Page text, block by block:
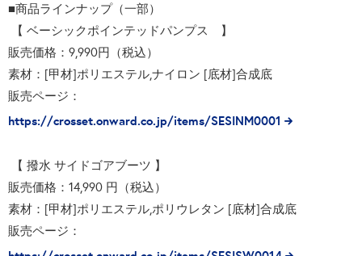
■商品ラインナップ（一部）
【 ベーシックポインテッドパンプス 】
販売価格：9,990円（税込）
素材：[甲材]ポリエステル,ナイロン [底材]合成底
販売ページ：
https://crosset.onward.co.jp/items/SESINM0001
【 撥水 サイドゴアブーツ 】
販売価格：14,990 円（税込）
素材：[甲材]ポリエステル,ポリウレタン [底材]合成底
販売ページ：